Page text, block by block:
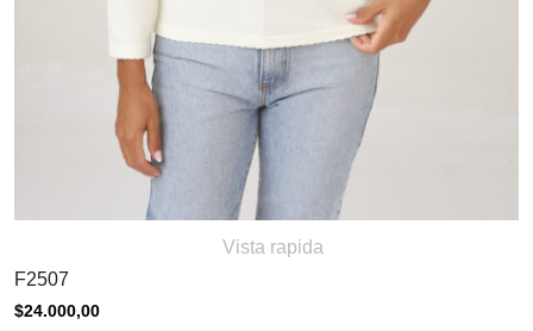
Vista rapida
F2507
$24.000,00